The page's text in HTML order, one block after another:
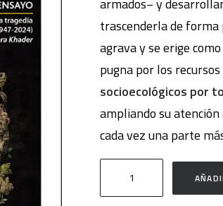
armados− y
trascenderla de forma
agrava y se erige
pugna por los
socioecológicos por
ampliando su
cada vez una parte
ambiental.